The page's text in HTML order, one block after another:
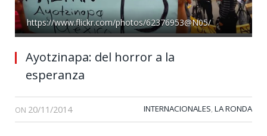
https://www.flickr.com/photos/62376953@N05/
Ayotzinapa: del horror a la
esperanza
ON 20/11/2014 INTERNACIONALES, LA RONDA